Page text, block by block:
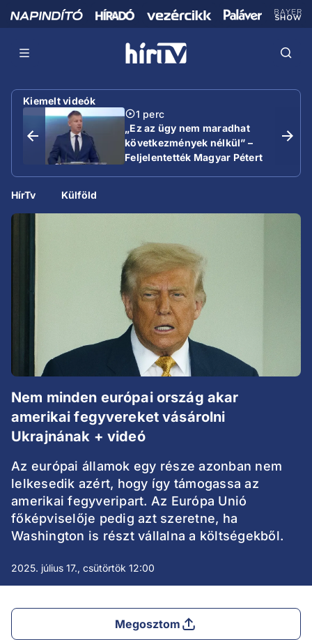
Kiemelt videók
1 perc
„Ez az ügy nem maradhat
következmények nélkül” –
Feljelentették Magyar Pétert
HírTv Külföld
Nem minden európai ország akar
amerikai fegyvereket vásárolni
Ukrajnának + videó
Az európai államok egy része azonban nem
lelkesedik azért, hogy így támogassa az
amerikai fegyveripart. Az Európa Unió
főképviselője pedig azt szeretne, ha
Washington is részt vállalna a költségekből.
2025. július 17., csütörtök 12:00
Megosztom